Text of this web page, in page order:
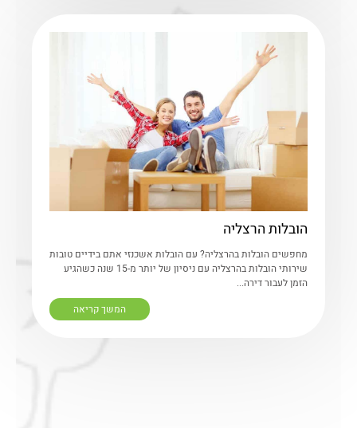
הובלות הרצליה
מחפשים הובלות בהרצליה? עם הובלות אשכנזי אתם בידיים טובות
שירותי הובלות בהרצליה עם ניסיון של יותר מ-15 שנה כשהגיע
הזמן לעבור דירה...
המשך קריאה